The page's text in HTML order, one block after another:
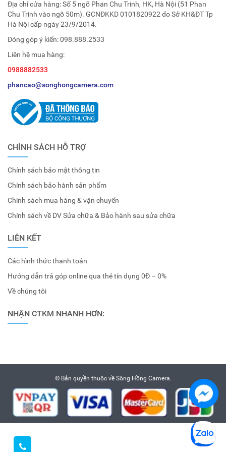
Địa chỉ cửa hàng: Số 5 ngõ Phan Chu Trinh, HK, Hà Nội (51 Phan
Chu Trinh vào ngõ 50m). GCNĐKKD 0101820922 do Sở KH&ĐT Tp
Hà Nội cấp ngày 23/9/2014.
Đóng góp ý kiến:098.888.2533
Liên hệ mua hàng:
0988882533
phancao@songhongcamera.com
CHÍNH SÁCH HỖ TRỢ
Chính sách bảo mật thông tin
Chính sách bảo hành sản phẩm
Chính sách mua hàng & vận chuyển
Chính sách về DV Sửa chữa & Bảo hành sau sửa chữa
LIÊN KẾT
Các hình thức thanh toán
Hướng dẫn trả góp online qua thẻ tín dụng 0Đ – 0%
Về chúng tôi
NHẬN CTKM NHANH HƠN:
© Bản quyền thuộc về Sông Hồng Camera.